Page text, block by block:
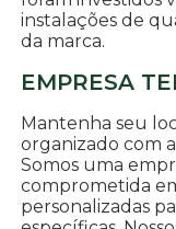
instalações de
da marca.
EMPRESA
Mantenha seu
organizado com
Somos uma
comprometida
personalizadas